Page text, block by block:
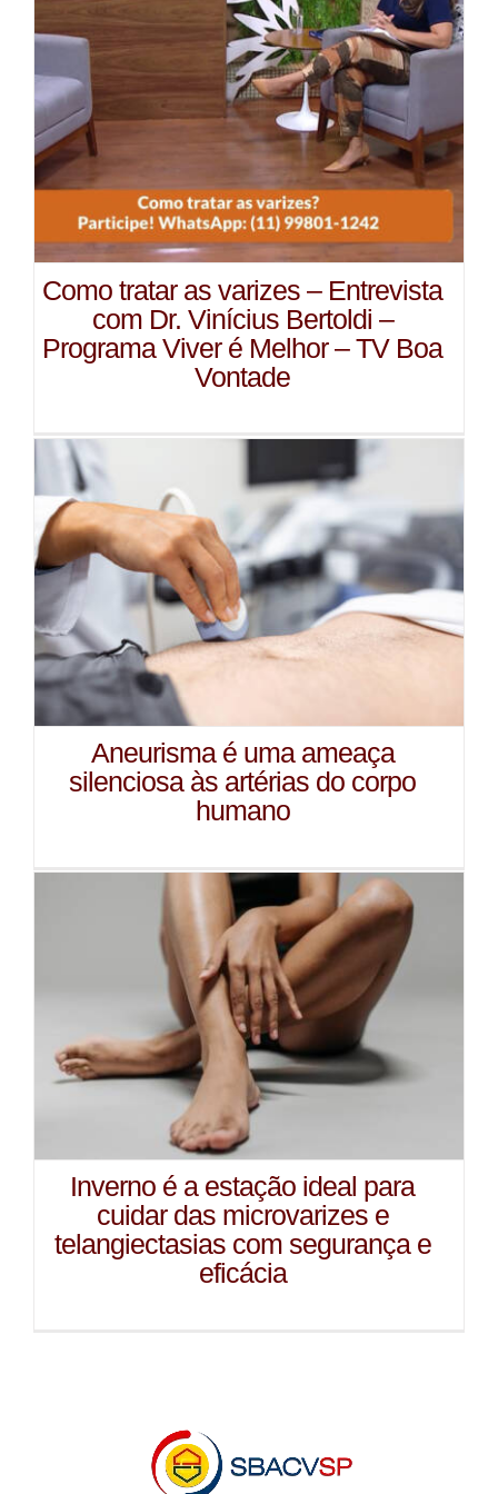
Como tratar as varizes – Entrevista
com Dr. Vinícius Bertoldi –
Programa Viver é Melhor – TV Boa
Vontade
Aneurisma é uma ameaça
silenciosa às artérias do corpo
humano
Inverno é a estação ideal para
cuidar das microvarizes e
telangiectasias com segurança e
eficácia